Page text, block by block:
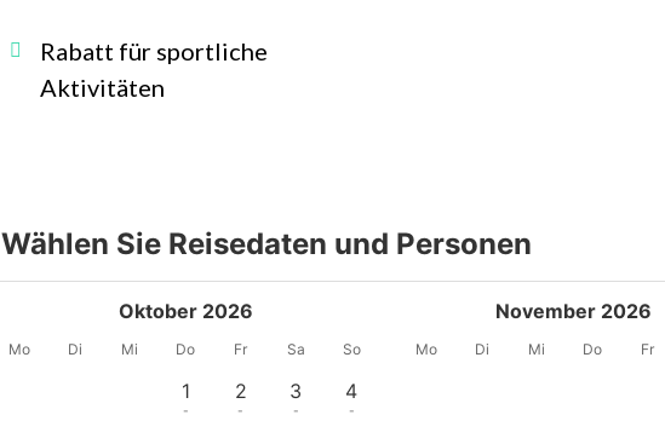
Rabatt für sportliche
Aktivitäten
Wählen Sie Reisedaten und Personen
Oktober 2026
Mo Di Mi Do Fr Sa So
1
-
2
-
3
-
4
-
November 2026
Mo Di Mi Do Fr